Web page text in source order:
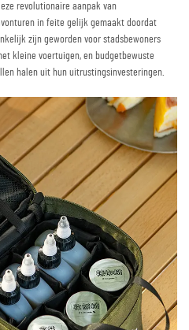
revolutionaire aanpak van
in feite gelijk gemaakt doordat
zijn geworden voor stadsbewoners
kleine voertuigen, en budgetbewuste
halen uit hun uitrustingsinvesteringen.